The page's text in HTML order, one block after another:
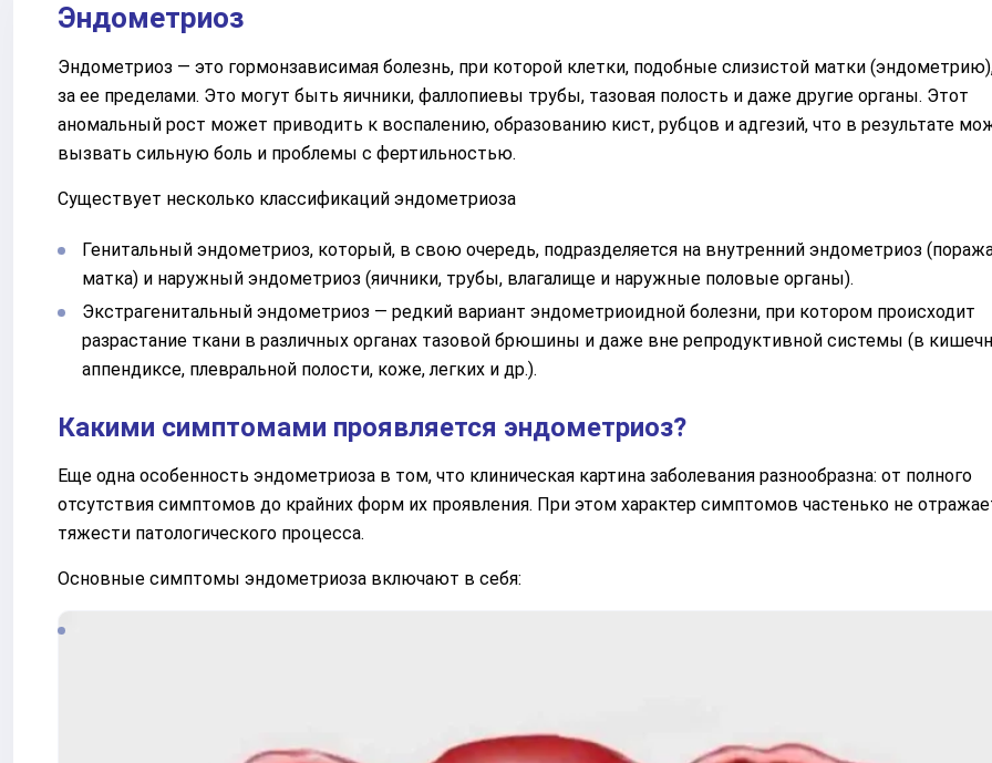
Эндометриоз
Эндометриоз — это гормонзависимая болезнь, при которой клетки, подобные слизистой матки
за ее пределами. Это могут быть яичники, фаллопиевы трубы, тазовая полость и даже другие органы. Этот
аномальный рост может приводить к воспалению, образованию кист, рубцов и адгезий, что в результате
вызвать сильную боль и проблемы с фертильностью.
Существует несколько классификаций эндометриоза
Генитальный эндометриоз, который, в свою очередь, подразделяется на внутренний эндометриоз
матка) и наружный эндометриоз (яичники, трубы, влагалище и наружные половые органы).
Экстрагенитальный эндометриоз — редкий вариант эндометриоидной болезни, при котором происходит
разрастание ткани в различных органах тазовой брюшины и даже вне репродуктивной системы (в
аппендиксе, плевральной полости, коже, легких и др.).
Какими симптомами проявляется эндометриоз?
Еще одна особенность эндометриоза в том, что клиническая картина заболевания разнообразна: от полного
отсутствия симптомов до крайних форм их проявления. При этом характер симптомов частенько не
тяжести патологического процесса.
Основные симптомы эндометриоза включают в себя: